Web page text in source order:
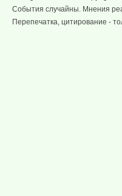
События случайны. Мнения
Перепечатка, цитирование -